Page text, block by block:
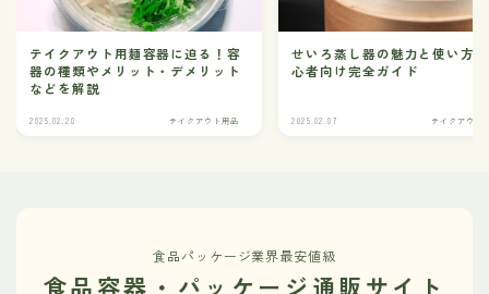
テイクアウト用麺容器に迫る！容
器の種類やメリット・デメリット
などを解説
2025.02.20 テイクアウト用品
せいろ蒸し器の魅力と使い方
心者向け完全ガイド
2025.02.07 テイクアウト
食品パッケージ業界最安値級
食品容器・パッケージ通販サイト